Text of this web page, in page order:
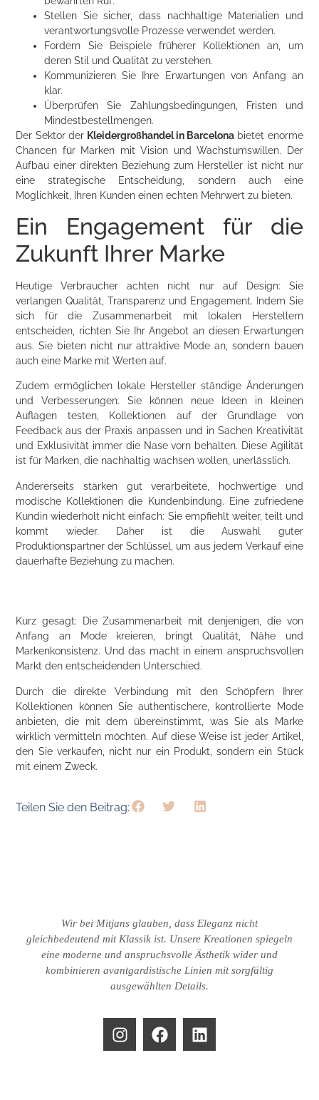
Stellen Sie sicher, dass nachhaltige Materialien und
verantwortungsvolle Prozesse verwendet werden.
Fordern Sie Beispiele früherer Kollektionen an, um
deren Stil und Qualität zu verstehen.
Kommunizieren Sie Ihre Erwartungen von Anfang an
klar.
Überprüfen Sie Zahlungsbedingungen, Fristen und
Mindestbestellmengen.
Der Sektor der Kleidergroßhandel in Barcelona bietet enorme
Chancen für Marken mit Vision und Wachstumswillen. Der
Aufbau einer direkten Beziehung zum Hersteller ist nicht nur
eine strategische Entscheidung, sondern auch eine
Möglichkeit, Ihren Kunden einen echten Mehrwert zu bieten.
Ein Engagement für die
Zukunft Ihrer Marke
Heutige Verbraucher achten nicht nur auf Design: Sie
verlangen Qualität, Transparenz und Engagement. Indem Sie
sich für die Zusammenarbeit mit lokalen Herstellern
entscheiden, richten Sie Ihr Angebot an diesen Erwartungen
aus. Sie bieten nicht nur attraktive Mode an, sondern bauen
auch eine Marke mit Werten auf.
Zudem ermöglichen lokale Hersteller ständige Änderungen
und Verbesserungen. Sie können neue Ideen in kleinen
Auflagen testen, Kollektionen auf der Grundlage von
Feedback aus der Praxis anpassen und in Sachen Kreativität
und Exklusivität immer die Nase vorn behalten. Diese Agilität
ist für Marken, die nachhaltig wachsen wollen, unerlässlich.
Andererseits stärken gut verarbeitete, hochwertige und
modische Kollektionen die Kundenbindung. Eine zufriedene
Kundin wiederholt nicht einfach: Sie empfiehlt weiter, teilt und
kommt wieder. Daher ist die Auswahl guter
Produktionspartner der Schlüssel, um aus jedem Verkauf eine
dauerhafte Beziehung zu machen.
Kurz gesagt: Die Zusammenarbeit mit denjenigen, die von
Anfang an Mode kreieren, bringt Qualität, Nähe und
Markenkonsistenz. Und das macht in einem anspruchsvollen
Markt den entscheidenden Unterschied.
Durch die direkte Verbindung mit den Schöpfern Ihrer
Kollektionen können Sie authentischere, kontrollierte Mode
anbieten, die mit dem übereinstimmt, was Sie als Marke
wirklich vermitteln möchten. Auf diese Weise ist jeder Artikel,
den Sie verkaufen, nicht nur ein Produkt, sondern ein Stück
mit einem Zweck.
Teilen Sie den Beitrag:
Wir bei Mitjans glauben, dass Eleganz nicht
gleichbedeutend mit Klassik ist. Unsere Kreationen spiegeln
eine moderne und anspruchsvolle Ästhetik wider und
kombinieren avantgardistische Linien mit sorgfältig
ausgewählten Details.